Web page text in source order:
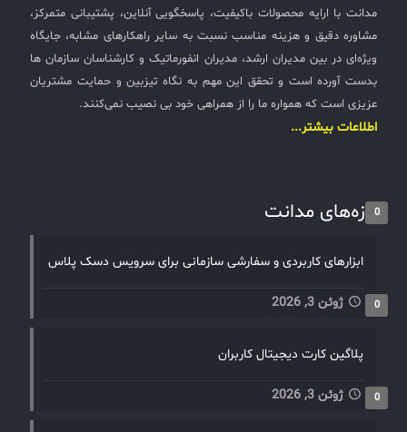
مدانت با ارایه محصولات باکیفیت، پاسخگویی آنلاین، پشتیبانی متمرکز،
مشاوره دقیق و هزینه مناسب نسبت به سایر راهکارهای مشابه، جایگاه
ویژه‌ای در بین مدیران ارشد، مدیران انفورماتیک و کارشناسان سازمان ها
بدست آورده است و تحقق این مهم به نگاه تیزبین و حمایت مشتریان
عزیزی است که همواره ما را از همراهی خود بی نصیب نمی‌کنند.
اطلاعات بیشتر...
تازه‌های مدانت0
ابزارهای کاربردی و سفارشی سازمانی برای سرویس دسک پلاس
ژوئن 3, 2026 0
پلاگین کارت دیجیتال کاربران
ژوئن 3, 2026 0